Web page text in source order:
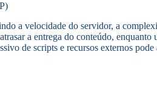
a velocidade do servidor, a
a entrega do conteúdo,
de scripts e recursos externos